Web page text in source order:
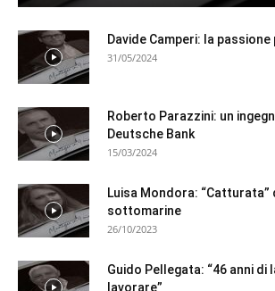
Davide Camperi: la
31/05/2024
Roberto Parazzini: un
Deutsche Bank
15/03/2024
Luisa Mondora: “Catturata”
sottomarine
26/10/2023
Guido Pellegata: “46 anni di
lavorare”